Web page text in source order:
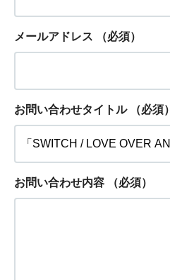
メールアドレス （必須）
お問い合わせタイトル （必須）
お問い合わせ内容 （必須）